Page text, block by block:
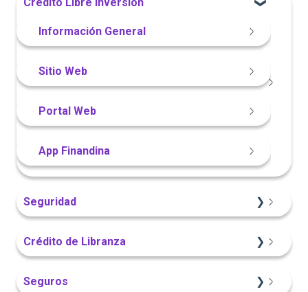
Portal Web
App Finandina
App Finandina
Información General
Portal Web
Información General
Sitio Web
Portal Web
App Finandina
Seguridad
Crédito de Libranza
Seguros